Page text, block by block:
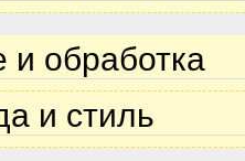
и обработка
и стиль